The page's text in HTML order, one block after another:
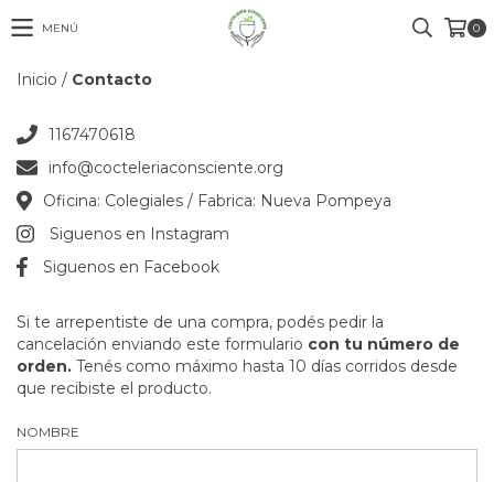
MENÚ 0
Inicio / Contacto
1167470618
info@cocteleriaconsciente.org
Oficina: Colegiales / Fabrica: Nueva Pompeya
Siguenos en Instagram
Siguenos en Facebook
Si te arrepentiste de una compra, podés pedir la
cancelación enviando este formulario con tu número de
orden. Tenés como máximo hasta 10 días corridos desde
que recibiste el producto.
NOMBRE